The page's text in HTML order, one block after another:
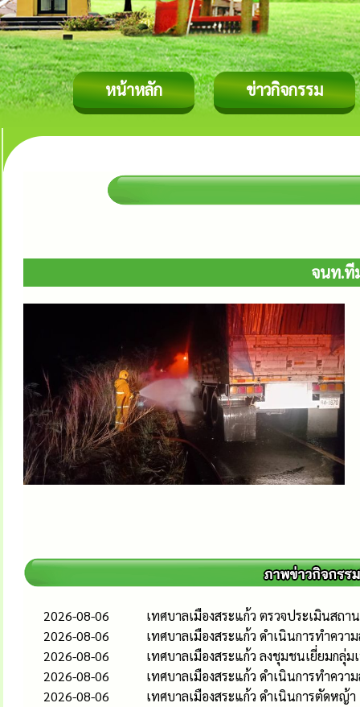
หน้าหลัก ข่าวกิจกรรม
จนท.ที
2026-08-06
เทศบาลเมืองสระแก้ว ตรวจประเมินสถ
2026-08-06
เทศบาลเมืองสระแก้ว ดำเนินการทำควา
2026-08-06
เทศบาลเมืองสระแก้ว ลงชุมชนเยี่ยมกลุ่ม
2026-08-06
เทศบาลเมืองสระแก้ว ดำเนินการทำควา
2026-08-06
เทศบาลเมืองสระแก้ว ดำเนินการตัดหญ้า